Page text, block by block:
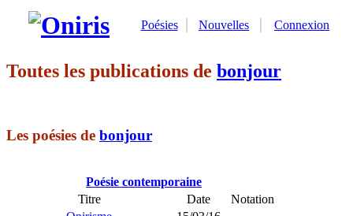
Poésies Nouvelles Connexion
Toutes les publications de bonjour
Les poésies de bonjour
Poésie contemporaine
Titre
Date
Notation